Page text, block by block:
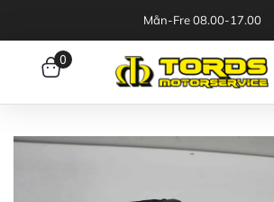
Mån-Fre 08.00-17.00
0